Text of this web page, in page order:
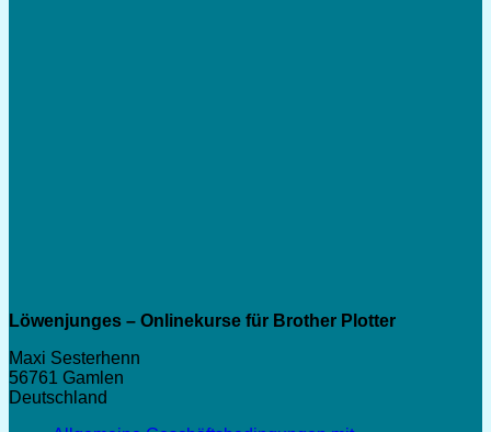
Löwenjunges – Onlinekurse für Brother Plotter
Maxi Sesterhenn
56761 Gamlen
Deutschland